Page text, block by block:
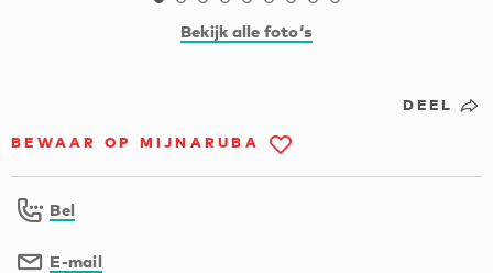
Bekijk alle foto‘s
DEEL
BEWAAR OP MIJNARUBA
Bel
E-mail